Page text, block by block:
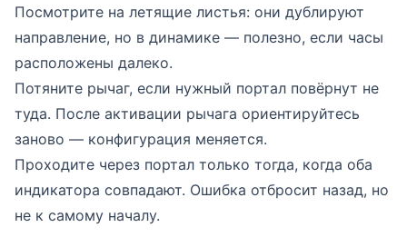
Посмотрите на летящие листья: они дублируют
направление, но в динамике — полезно, если часы
расположены далеко.
Потяните рычаг, если нужный портал повёрнут не
туда. После активации рычага ориентируйтесь
заново — конфигурация меняется.
Проходите через портал только тогда, когда оба
индикатора совпадают. Ошибка отбросит назад, но
не к самому началу.